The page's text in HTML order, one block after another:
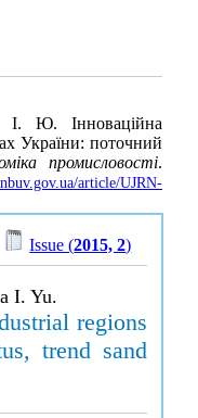
І. Ю. Інноваційна
України: поточний
промисловості.
article/UJRN-
Issue (2015, 2)
I. Yu.
regions
trend sand